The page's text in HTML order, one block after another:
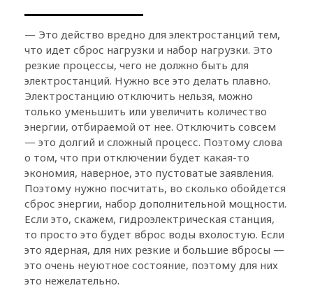
— Это действо вредно для электростанций тем,
что идет сброс нагрузки и набор нагрузки. Это
резкие процессы, чего не должно быть для
электростанций. Нужно все это делать плавно.
Электростанцию отключить нельзя, можно
только уменьшить или увеличить количество
энергии, отбираемой от нее. Отключить совсем
— это долгий и сложный процесс. Поэтому слова
о том, что при отключении будет какая-то
экономия, наверное, это пустоватые заявления.
Поэтому нужно посчитать, во сколько обойдется
сброс энергии, набор дополнительной мощности.
Если это, скажем, гидроэлектрическая станция,
то просто это будет вброс воды вхолостую. Если
это ядерная, для них резкие и большие вбросы —
это очень неуютное состояние, поэтому для них
это нежелательно.